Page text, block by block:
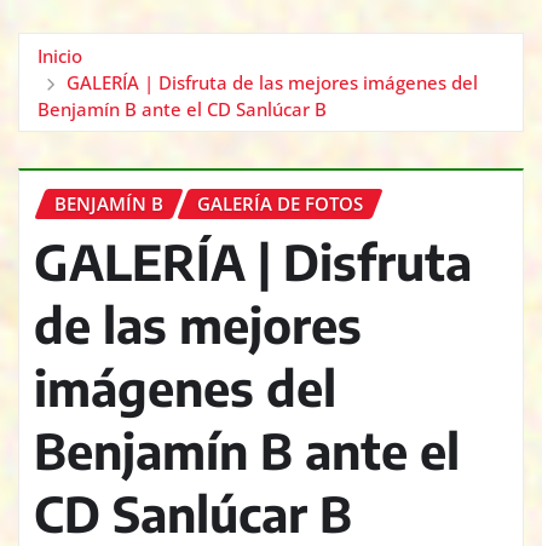
Inicio
GALERÍA | Disfruta de las mejores imágenes del
Benjamín B ante el CD Sanlúcar B
BENJAMÍN B GALERÍA DE FOTOS
GALERÍA | Disfruta
de las mejores
imágenes del
Benjamín B ante el
CD Sanlúcar B